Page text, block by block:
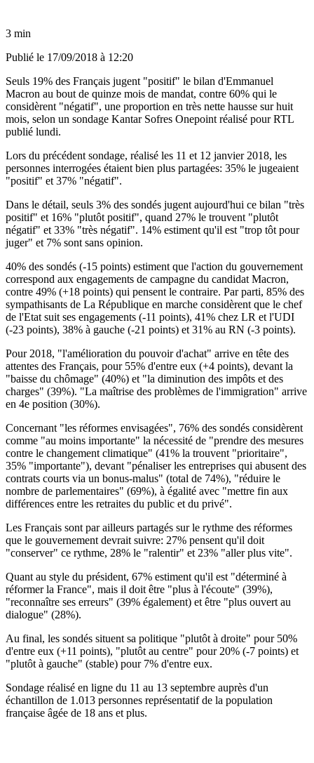
3 min
Publié le 17/09/2018 à 12:20
Seuls 19% des Français jugent "positif" le bilan d'Emmanuel
Macron au bout de quinze mois de mandat, contre 60% qui le
considèrent "négatif", une proportion en très nette hausse sur huit
mois, selon un sondage Kantar Sofres Onepoint réalisé pour RTL
publié lundi.
Lors du précédent sondage, réalisé les 11 et 12 janvier 2018, les
personnes interrogées étaient bien plus partagées: 35% le jugeaient
"positif" et 37% "négatif".
Dans le détail, seuls 3% des sondés jugent aujourd'hui ce bilan "très
positif" et 16% "plutôt positif", quand 27% le trouvent "plutôt
négatif" et 33% "très négatif". 14% estiment qu'il est "trop tôt pour
juger" et 7% sont sans opinion.
40% des sondés (-15 points) estiment que l'action du gouvernement
correspond aux engagements de campagne du candidat Macron,
contre 49% (+18 points) qui pensent le contraire. Par parti, 85% des
sympathisants de La République en marche considèrent que le chef
de l'Etat suit ses engagements (-11 points), 41% chez LR et l'UDI
(-23 points), 38% à gauche (-21 points) et 31% au RN (-3 points).
Pour 2018, "l'amélioration du pouvoir d'achat" arrive en tête des
attentes des Français, pour 55% d'entre eux (+4 points), devant la
"baisse du chômage" (40%) et "la diminution des impôts et des
charges" (39%). "La maîtrise des problèmes de l'immigration" arrive
en 4e position (30%).
Concernant "les réformes envisagées", 76% des sondés considèrent
comme "au moins importante" la nécessité de "prendre des mesures
contre le changement climatique" (41% la trouvent "prioritaire",
35% "importante"), devant "pénaliser les entreprises qui abusent des
contrats courts via un bonus-malus" (total de 74%), "réduire le
nombre de parlementaires" (69%), à égalité avec "mettre fin aux
différences entre les retraites du public et du privé".
Les Français sont par ailleurs partagés sur le rythme des réformes
que le gouvernement devrait suivre: 27% pensent qu'il doit
"conserver" ce rythme, 28% le "ralentir" et 23% "aller plus vite".
Quant au style du président, 67% estiment qu'il est "déterminé à
réformer la France", mais il doit être "plus à l'écoute" (39%),
"reconnaître ses erreurs" (39% également) et être "plus ouvert au
dialogue" (28%).
Au final, les sondés situent sa politique "plutôt à droite" pour 50%
d'entre eux (+11 points), "plutôt au centre" pour 20% (-7 points) et
"plutôt à gauche" (stable) pour 7% d'entre eux.
Sondage réalisé en ligne du 11 au 13 septembre auprès d'un
échantillon de 1.013 personnes représentatif de la population
française âgée de 18 ans et plus.